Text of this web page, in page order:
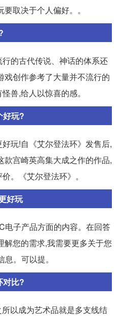
取决于个人偏好。。
的古代传说、神话的体系还
戏创作参考了大量并不流行的
兽,给人以惊喜的感。
好玩?
玩!自《艾尔登法环》发售后,
款宫崎英高集大成之作的作品,
。《艾尔登法环》。
好玩
电子产品方面的内容。在回答
解您的需求,我需要更多关于您
。可以提。
对比?
以成为艺术品就是多支线结